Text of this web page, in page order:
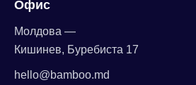
Офис
Молдова —
Кишинев, Буребиста 17
hello@bamboo.md